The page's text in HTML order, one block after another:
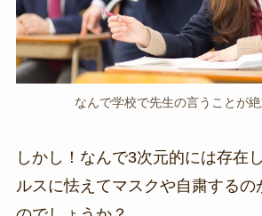
なんで学校で先生の言うことが
しかし！なんで3次元的には存在
ルスに怯えてマスクや自粛するの